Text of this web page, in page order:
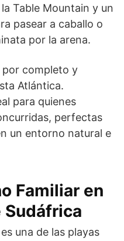
Table Mountain y un
pasear a caballo o
por la arena.
por completo y
Atlántica.
para quienes
perfectas
un entorno natural e
Familiar en
Sudáfrica
una de las playas